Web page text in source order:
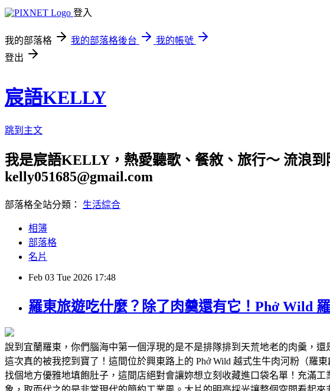
登入
我的部落格 我的部落格後台
我的帳號
登出
宸語KELLY
跳到主文
我是宸語KELLY，熱愛聽歌、餐敘、旅行～ 流浪
kelly051685@gmail.com
部落格全站分類： 生活綜合
相簿
部落格
名片
Feb 03 Tue 2026 17:48
羅東旅遊吃什麼？除了肉羹還有它！Phở Wild
說到宜蘭羅東，你們腦海中第一個浮現的是不是排隊排到天荒地老的肉羹，
這次真的被我挖到寶了！這間位於興東路上的 Phở Wild 越式生牛肉河粉（羅
找個地方優雅地填飽肚子，這間店絕對會讓妳想立刻收藏進口袋名單！充滿